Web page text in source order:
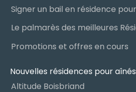
Promotions et offres en cours
Nouvelles résidences pour aînés
Altitude Boisbriand